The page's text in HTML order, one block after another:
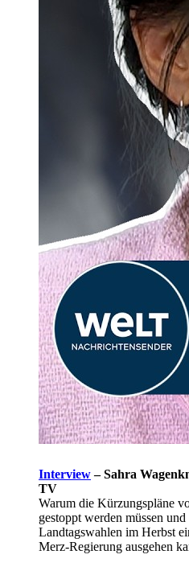
Interview– Sahra
TV
Warum die Kürzungspläne
gestoppt werden müssen
Landtagswahlen im Herbst
Merz-Regierung ausgehen